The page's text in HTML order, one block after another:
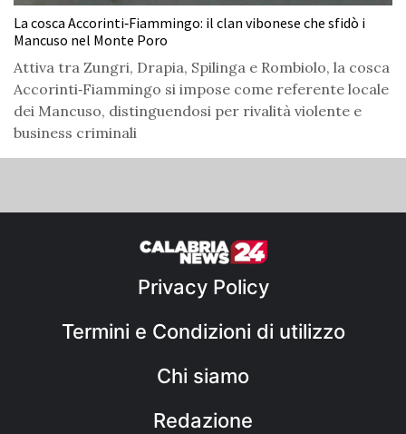
La cosca Accorinti‑Fiammingo: il clan vibonese che sfidò i
Mancuso nel Monte Poro
Attiva tra Zungri, Drapia, Spilinga e Rombiolo, la cosca
Accorinti‑Fiammingo si impose come referente locale
dei Mancuso, distinguendosi per rivalità violente e
business criminali
Privacy Policy
Termini e Condizioni di utilizzo
Chi siamo
Redazione